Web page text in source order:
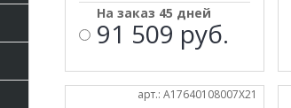
На заказ 45 дней
91 509 руб.
арт.: A17640108007X21